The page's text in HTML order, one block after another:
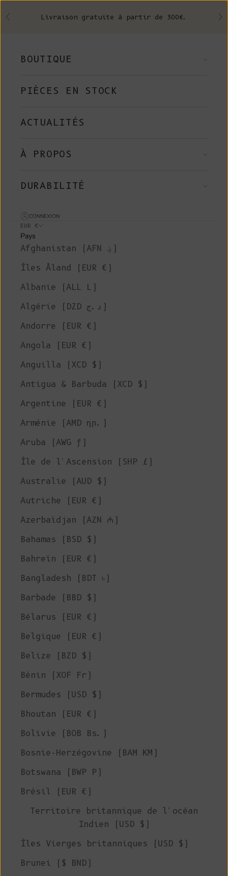
Précédent Livraison gratuite à partir de 300€.
BOUTIQUE
PIÈCES EN STOCK
ACTUALITÉS
À PROPOS
DURABILITÉ
CONNEXION
EUR €
Pays
Afghanistan (AFN ؋)
Îles Åland (EUR €)
Albanie (ALL L)
Algérie (DZD د.ج)
Andorre (EUR €)
Angola (EUR €)
Anguilla (XCD $)
Antigua & Barbuda (XCD $)
Argentine (EUR €)
Arménie (AMD դր.)
Aruba (AWG ƒ)
Île de l'Ascension (SHP £)
Australie (AUD $)
Autriche (EUR €)
Azerbaïdjan (AZN ₼)
Bahamas (BSD $)
Bahreïn (EUR €)
Bangladesh (BDT ৳)
Barbade (BBD $)
Bélarus (EUR €)
Belgique (EUR €)
Belize (BZD $)
Bénin (XOF Fr)
Bermudes (USD $)
Bhoutan (EUR €)
Bolivie (BOB Bs.)
Bosnie-Herzégovine (BAM КМ)
Botswana (BWP P)
Brésil (EUR €)
Territoire britannique de l'océan
Indien (USD $)
Îles Vierges britanniques (USD $)
Brunei ($ BND)